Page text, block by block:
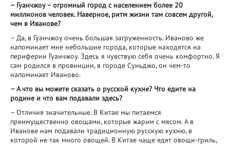
– Гуанчжоу – огромный город с населением более 20
миллионов человек. Наверное, ритм жизни там совсем другой,
чем в Иванове?
– Да, в Гуанчжоу очень большая загруженность. Иваново же
напоминает мне небольшие города, которые находятся на
периферии Гуанчжоу. Здесь я чувствую себя очень комфортно. Я
сам родился в провинции, в городе Суньджо, он чем-то
напоминает Иваново.
– А что вы можете сказать о русской кухне? Что едите на
родине и что вам подавали здесь?
– Отличия значительные. В Китае мы питаемся
преимущественно овощами, которые жарим с мясом. А в
Иванове нам подавали традиционную русскую кухню, в
которой не так много овощей. В Китае чаще едят овощи-гриль,